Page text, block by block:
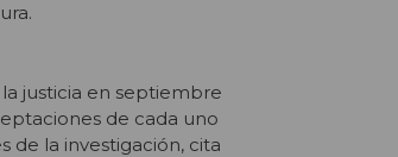
justicia en septiembre
de cada uno
de la investigación, cita